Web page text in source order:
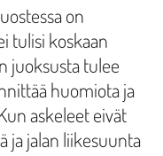
on
tulisi koskaan
juoksusta tulee
huomiota ja
askeleet eivät
ja jalan liikesuunta